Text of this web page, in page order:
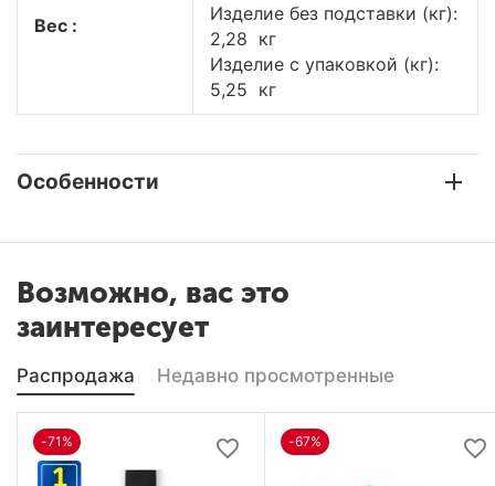
Вес :
Изделие без подставки (кг):
2,28 кг
Изделие с упаковкой (кг):
5,25 кг
Особенности
Возможно, вас это
заинтересует
Распродажа Недавно просмотренные
-71% -67%